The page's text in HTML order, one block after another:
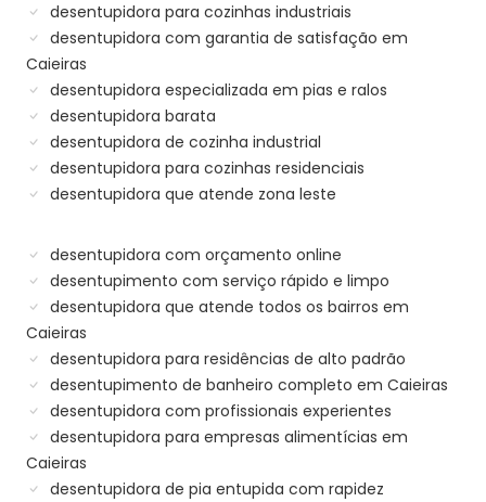
desentupidora para cozinhas industriais
desentupidora com garantia de satisfação em
Caieiras
desentupidora especializada em pias e ralos
desentupidora barata
desentupidora de cozinha industrial
desentupidora para cozinhas residenciais
desentupidora que atende zona leste
desentupidora com orçamento online
desentupimento com serviço rápido e limpo
desentupidora que atende todos os bairros em
Caieiras
desentupidora para residências de alto padrão
desentupimento de banheiro completo em Caieiras
desentupidora com profissionais experientes
desentupidora para empresas alimentícias em
Caieiras
desentupidora de pia entupida com rapidez